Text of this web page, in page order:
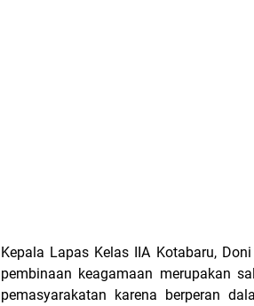
Kepala Lapas Kelas IIA Kotabaru,
pembinaan keagamaan merupakan
pemasyarakatan karena berperan